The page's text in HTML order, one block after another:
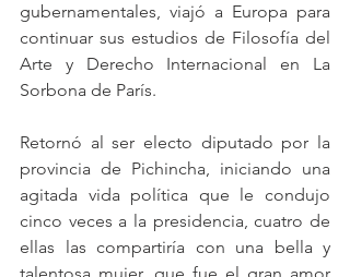
gubernamentales, viajó a Europa para
continuar sus estudios de Filosofía del
Arte y Derecho Internacional en La
Sorbona de París.
Retornó al ser electo diputado por la
provincia de Pichincha, iniciando una
agitada vida política que le condujo
cinco veces a la presidencia, cuatro de
ellas las compartiría con una bella y